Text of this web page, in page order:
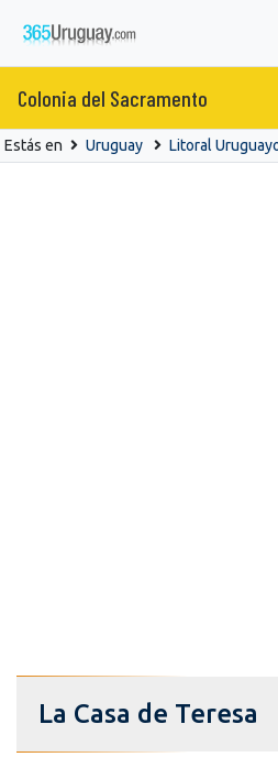
Colonia del Sacramento
Estás en Uruguay Litoral
La Casa de Teresa